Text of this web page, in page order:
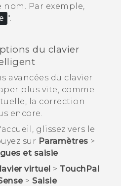
nom. Par exemple,
"‍.
du clavier
avancées du clavier
plus vite, comme
la correction
encore.
accueil , glissez vers le
sur Paramètres >
et saisie.
virtuel > TouchPal
> Saisie